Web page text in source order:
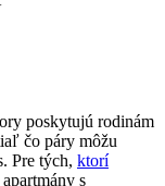
poskytujú rodinám
čo páry môžu
Pre tých, ktorí
s